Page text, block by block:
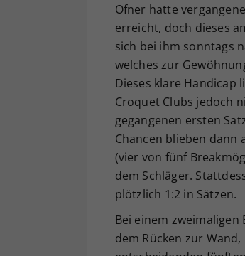
Ofner hatte
erreicht, doch dieses
sich bei ihm sonntags
welches zur
Dieses klare Handicap
Croquet Clubs jedoch
gegangenen ersten
Chancen blieben dann
(vier von fünf
dem Schläger.
plötzlich 1:2 in Sätzen.
Bei einem
dem Rücken zur